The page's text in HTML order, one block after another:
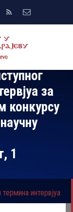
за
конкурсу
1
интервјуа
у звање за ужу